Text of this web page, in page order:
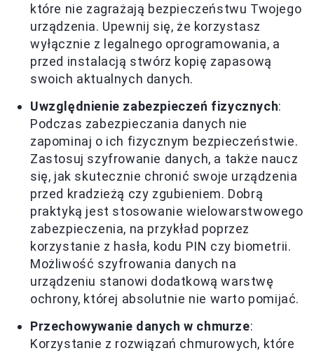
które nie zagrażają bezpieczeństwu Twojego
urządzenia. Upewnij się, że korzystasz
wyłącznie z legalnego oprogramowania, a
przed instalacją stwórz kopię zapasową
swoich aktualnych danych.
Uwzględnienie zabezpieczeń fizycznych:
Podczas zabezpieczania danych nie
zapominaj o ich fizycznym bezpieczeństwie.
Zastosuj szyfrowanie danych, a także naucz
się, jak skutecznie chronić swoje urządzenia
przed kradzieżą czy zgubieniem. Dobrą
praktyką jest stosowanie wielowarstwowego
zabezpieczenia, na przykład poprzez
korzystanie z hasła, kodu PIN czy biometrii.
Możliwość szyfrowania danych na
urządzeniu stanowi dodatkową warstwę
ochrony, której absolutnie nie warto pomijać.
Przechowywanie danych w chmurze:
Korzystanie z rozwiązań chmurowych, które